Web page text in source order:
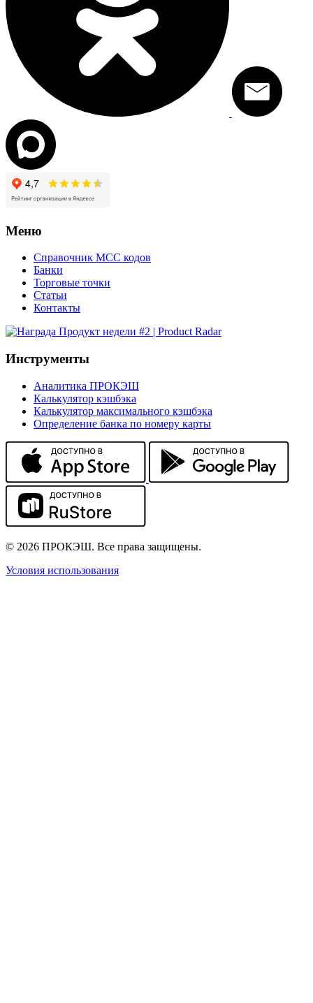
Меню
Справочник MCC кодов
Банки
Торговые точки
Статьи
Контакты
Инструменты
Аналитика ПРОКЭШ
Калькулятор кэшбэка
Калькулятор максимального кэшбэка
Определение банка по номеру карты
© 2026 ПРОКЭШ. Все права защищены.
Условия использования